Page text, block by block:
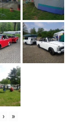
› »